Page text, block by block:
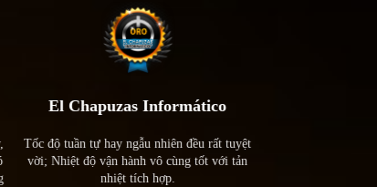
El Chapuzas Informático
Tốc độ tuần tự hay ngẫu nhiên đều rất tuyệt
vời; Nhiệt độ vận hành vô cùng tốt với tản
nhiệt tích hợp.